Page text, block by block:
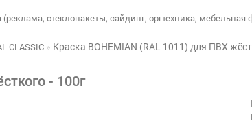
стеклопакеты, сайдинг, оргтехника,
CLASSIC
Краска BOHEMIAN (RAL 1011) для ПВХ
- 100г